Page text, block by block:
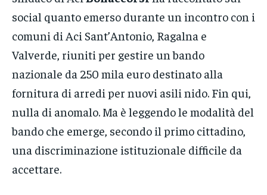
social quanto emerso durante un incontro con i
comuni di Aci Sant’Antonio, Ragalna e
Valverde, riuniti per gestire un bando
nazionale da 250 mila euro destinato alla
fornitura di arredi per nuovi asili nido. Fin qui,
nulla di anomalo. Ma è leggendo le modalità del
bando che emerge, secondo il primo cittadino,
una discriminazione istituzionale difficile da
accettare.